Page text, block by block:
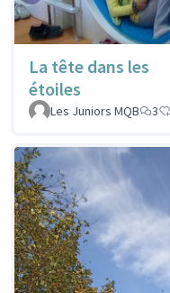
La tête dans les
étoiles
Les Juniors MQB
3